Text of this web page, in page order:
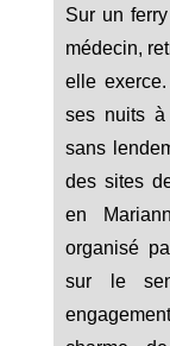
Sur un
médecin,
elle
ses nuits à
sans
des sites
en
organisé
sur le